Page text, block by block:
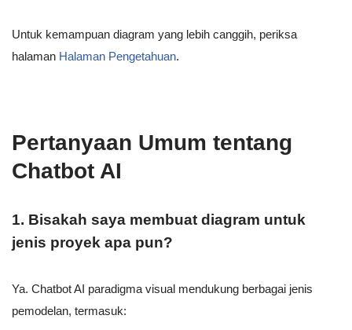
Untuk kemampuan diagram yang lebih canggih, periksa
halaman Halaman Pengetahuan.
Pertanyaan Umum tentang
Chatbot AI
1. Bisakah saya membuat diagram untuk
jenis proyek apa pun?
Ya. Chatbot AI paradigma visual mendukung berbagai jenis
pemodelan, termasuk: